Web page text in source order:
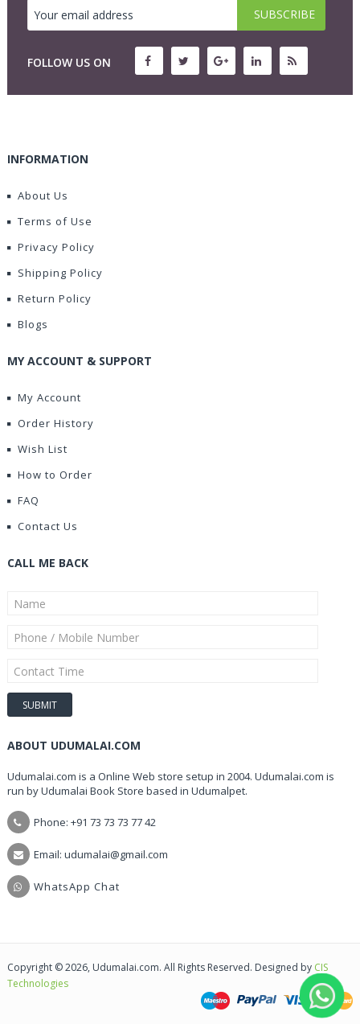
FOLLOW US ON
INFORMATION
About Us
Terms of Use
Privacy Policy
Shipping Policy
Return Policy
Blogs
MY ACCOUNT & SUPPORT
My Account
Order History
Wish List
How to Order
FAQ
Contact Us
CALL ME BACK
ABOUT UDUMALAI.COM
Udumalai.com is a Online Web store setup in 2004. Udumalai.com is
run by Udumalai Book Store based in Udumalpet.
Phone: +91 73 73 73 77 42
Email: udumalai@gmail.com
WhatsApp Chat
Copyright © 2026, Udumalai.com. All Rights Reserved. Designed by CIS
Technologies